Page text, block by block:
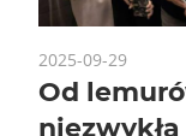
2025-09-29
Od